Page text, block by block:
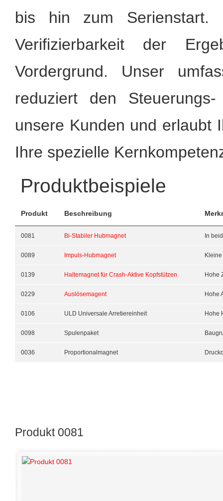
bis hin zum Serienstart.
Verifizierbarkeit der
Vordergrund. Unser
reduziert den
unsere Kunden und erlaubt
Ihre spezielle
Produktbeispiele
Produkt Beschreibung
0081 Bi-Stabiler Hubmagnet In
0089 Impuls-Hubmagnet
0139 Haltemagnet für Crash-Aktive Kopfstützen Hohe
0229 Auslösemagent Hohe
0106 ULD Universale Arretiereinheit Hohe
0098 Spulenpaket
0036 Proportionalmagnet
Produkt 0081